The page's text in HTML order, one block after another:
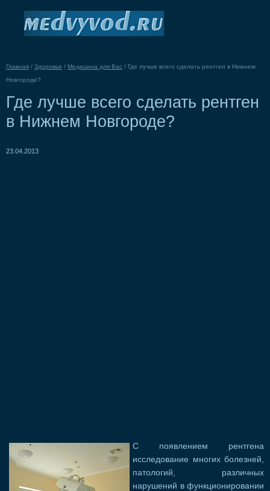
Главная / Здоровье / Медицина для Вас / Где лучше всего сделать рентген в Нижнем
Новгороде?
Где лучше всего сделать рентген
в Нижнем Новгороде?
23.04.2013
С появлением рентгена
исследование многих болезней,
патологий, различных
нарушений в функционировании